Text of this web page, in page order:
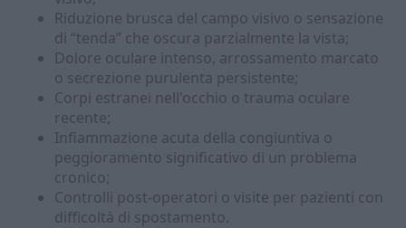
Riduzione brusca del campo visivo o sensazione
di “tenda” che oscura parzialmente la vista;
Dolore oculare intenso, arrossamento marcato
o secrezione purulenta persistente;
Corpi estranei nell'occhio o trauma oculare
recente;
Infiammazione acuta della congiuntiva o
peggioramento significativo di un problema
cronico;
Controlli post-operatori o visite per pazienti con
difficoltà di spostamento.